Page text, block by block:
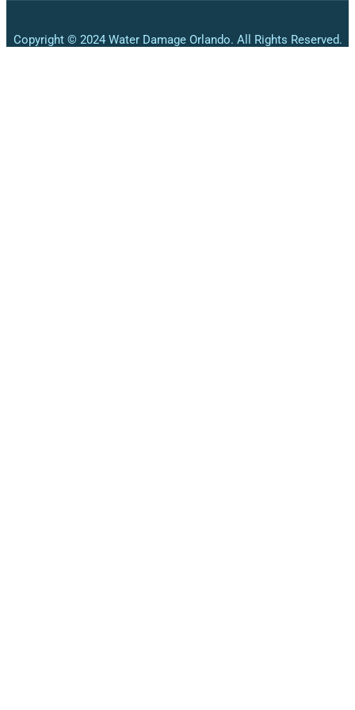
Copyright © 2024 Water Damage Orlando. All Rights Reserved.